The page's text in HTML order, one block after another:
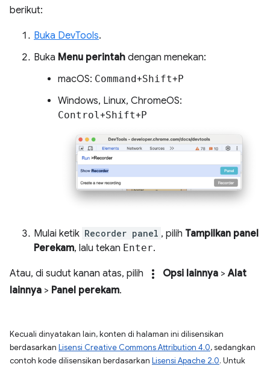
berikut:
Buka DevTools.
Buka Menu perintah dengan menekan:
macOS: Command+Shift+P
Windows, Linux, ChromeOS:
Control+Shift+P
Mulai ketik Recorder panel , pilih Tampilkan panel
Perekam, lalu tekan Enter.
Atau, di sudut kanan atas, pilih more_vert Opsi lainnya >Alat
lainnya > Panel perekam.
Kecuali dinyatakan lain, konten di halaman ini dilisensikan
berdasarkan Lisensi Creative Commons Attribution 4.0, sedangkan
contoh kode dilisensikan berdasarkan Lisensi Apache 2.0. Untuk